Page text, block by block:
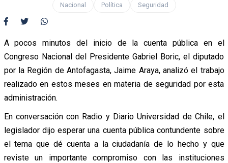
Nacional Política Seguridad
A pocos minutos del inicio de la cuenta pública en el
Congreso Nacional del Presidente Gabriel Boric, el diputado
por la Región de Antofagasta, Jaime Araya, analizó el trabajo
realizado en estos meses en materia de seguridad por esta
administración.
En conversación con Radio y Diario Universidad de Chile, el
legislador dijo esperar una cuenta pública contundente sobre
el tema que dé cuenta a la ciudadanía de lo hecho y que
reviste un importante compromiso con las instituciones